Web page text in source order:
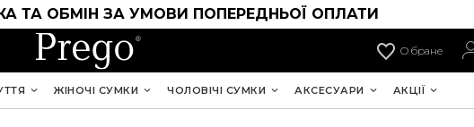
ТА ОБМІН ЗА УМОВИ ПОПЕРЕДНЬОЇ ОПЛАТИ
Обране
ДО
ЖІНОЧІ СУМКИ ЧОЛОВІЧІ СУМКИ АКСЕСУАРИ АКЦІЇ